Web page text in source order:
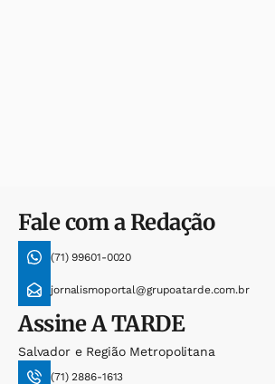
Fale com a Redação
(71) 99601-0020
jornalismoportal@grupoatarde.com.br
AssineA TARDE
Salvador e Região Metropolitana
(71) 2886-1613